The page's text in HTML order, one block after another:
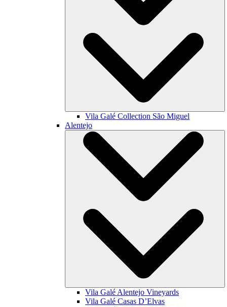
Vila Galé Collection São Miguel
Alentejo
Vila Galé Alentejo Vineyards
Vila Galé Casas D’Elvas